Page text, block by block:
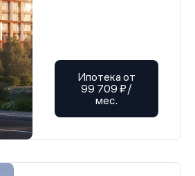
Ипотека от
99 709 ₽/
мес.